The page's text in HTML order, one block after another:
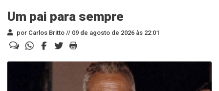
Um pai para sempre
por Carlos Britto // 09 de agosto de 2026 às 22:01